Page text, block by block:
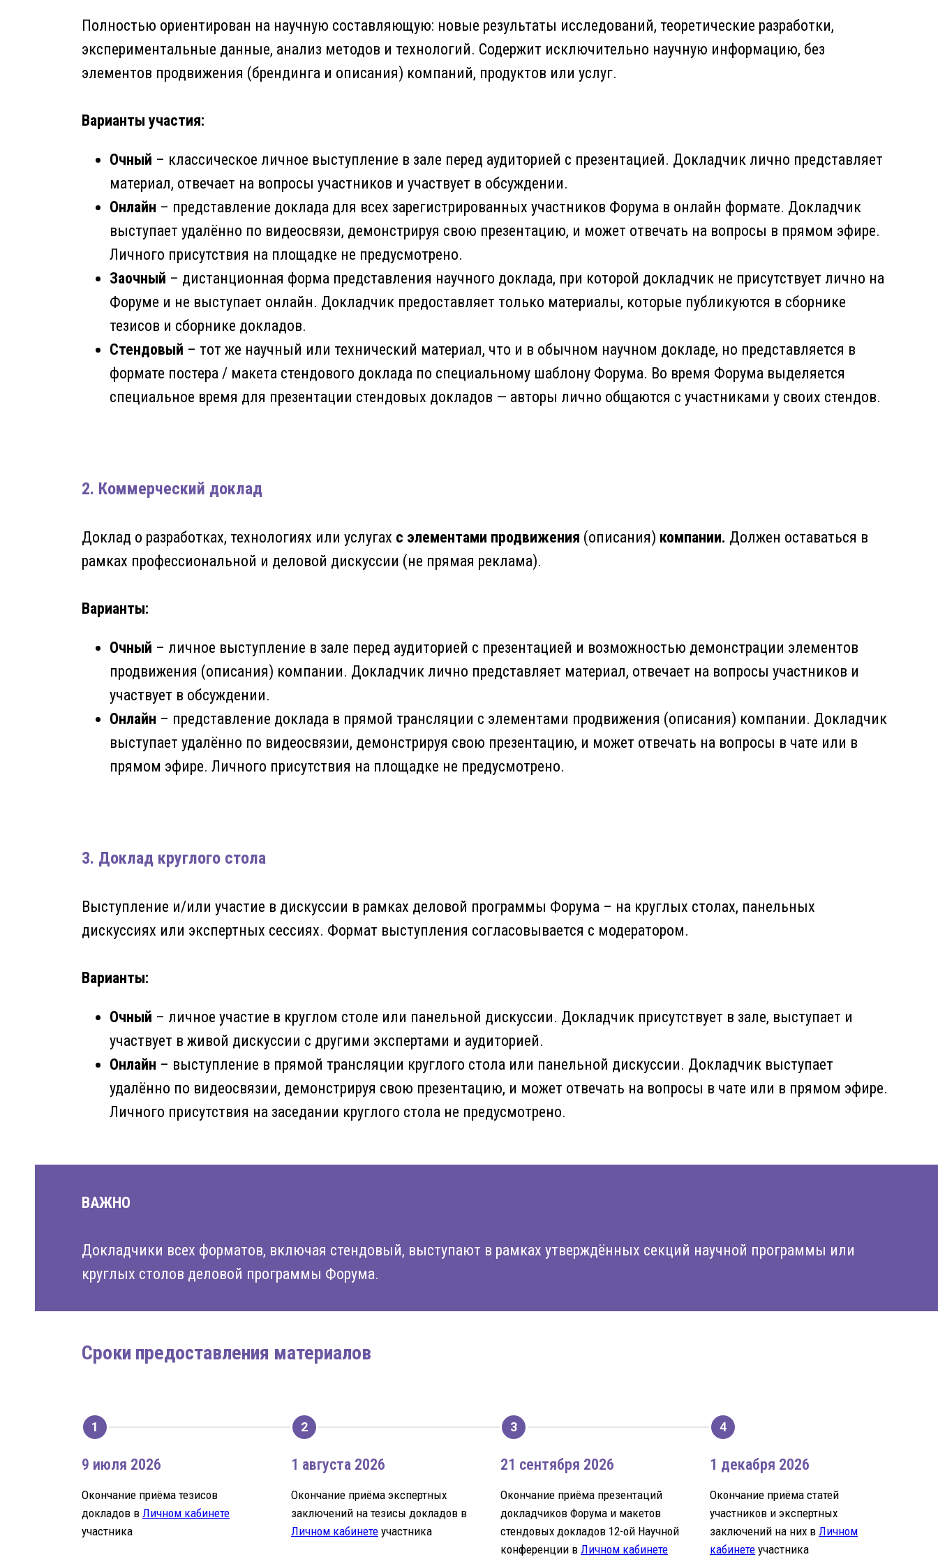
Полностью ориентирован на научную составляющую: новые результаты исследований, теоретические разработки,
экспериментальные данные, анализ методов и технологий. Содержит исключительно научную информацию, без
элементов продвижения (брендинга и описания) компаний, продуктов или услуг.
Варианты участия:
Очный – классическое личное выступление в зале перед аудиторией с презентацией. Докладчик лично представляет
материал, отвечает на вопросы участников и участвует в обсуждении.
Онлайн – представление доклада для всех зарегистрированных участников Форума в онлайн формате. Докладчик
выступает удалённо по видеосвязи, демонстрируя свою презентацию, и может отвечать на вопросы в прямом эфире.
Личного присутствия на площадке не предусмотрено.
Заочный – дистанционная форма представления научного доклада, при которой докладчик не присутствует лично на
Форуме и не выступает онлайн. Докладчик предоставляет только материалы, которые публикуются в сборнике
тезисов и сборнике докладов.
Стендовый – тот же научный или технический материал, что и в обычном научном докладе, но представляется в
формате постера / макета стендового доклада по специальному шаблону Форума. Во время Форума выделяется
специальное время для презентации стендовых докладов — авторы лично общаются с участниками у своих стендов.
2. Коммерческий доклад
Доклад о разработках, технологиях или услугах с элементами продвижения (описания) компании. Должен оставаться в
рамках профессиональной и деловой дискуссии (не прямая реклама).
Варианты:
Очный – личное выступление в зале перед аудиторией с презентацией и возможностью демонстрации элементов
продвижения (описания) компании. Докладчик лично представляет материал, отвечает на вопросы участников и
участвует в обсуждении.
Онлайн – представление доклада в прямой трансляции с элементами продвижения (описания) компании. Докладчик
выступает удалённо по видеосвязии, демонстрируя свою презентацию, и может отвечать на вопросы в чате или в
прямом эфире. Личного присутствия на площадке не предусмотрено.
3. Доклад круглого стола
Выступление и/или участие в дискуссии в рамках деловой программы Форума – на круглых столах, панельных
дискуссиях или экспертных сессиях. Формат выступления согласовывается с модератором.
Варианты:
Очный – личное участие в круглом столе или панельной дискуссии. Докладчик присутствует в зале, выступает и
участвует в живой дискуссии с другими экспертами и аудиторией.
Онлайн – выступление в прямой трансляции круглого стола или панельной дискуссии. Докладчик выступает
удалённо по видеосвязии, демонстрируя свою презентацию, и может отвечать на вопросы в чате или в прямом эфире.
Личного присутствия на заседании круглого стола не предусмотрено.
ВАЖНО
Докладчики всех форматов, включая стендовый, выступают в рамках утверждённых секций научной программы или
круглых столов деловой программы Форума.
Сроки предоставления материалов
9 июля 2026
Окончание приёма тезисов
докладов в Личном кабинете
участника
1 августа 2026
Окончание приёма экспертных
заключений на тезисы докладов в
Личном кабинете участника
21 сентября 2026
Окончание приёма презентаций
докладчиков Форума и макетов
стендовых докладов 12-ой Научной
конференции в Личном кабинете
1 декабря 2026
Окончание приёма статей
участников и экспертных
заключений на них в Личном
кабинете участника